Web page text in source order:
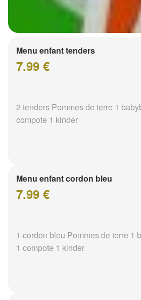
Menu enfant tenders
7.99 €
2 tenders Pommes de terre 1
compote 1 kinder
Menu enfant cordon bleu
7.99 €
1 cordon bleu Pommes de terre 1
1 compote 1 kinder